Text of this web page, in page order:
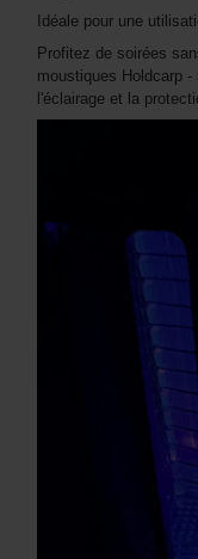
Idéale pour une
Profitez de soirées
moustiques Holdcarp
l'éclairage et la